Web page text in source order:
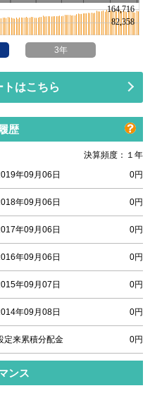
3年
はこちら
歴
決算頻度：１年
年09月06日 0円
年09月06日 0円
年09月06日 0円
年09月06日 0円
年09月07日 0円
年09月08日 0円
定来累積分配金 0円
ンス